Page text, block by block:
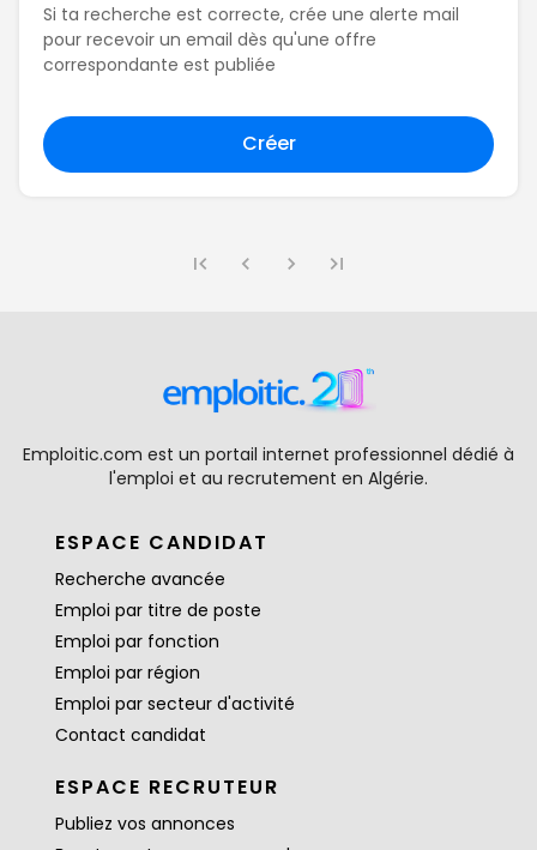
Si ta recherche est correcte, crée une alerte mail
pour recevoir un email dès qu'une offre
correspondante est publiée
Créer
Emploitic.com est un portail internet professionnel dédié à
l'emploi et au recrutement en Algérie.
ESPACE CANDIDAT
Recherche avancée
Emploi par titre de poste
Emploi par fonction
Emploi par région
Emploi par secteur d'activité
Contact candidat
ESPACE RECRUTEUR
Publiez vos annonces